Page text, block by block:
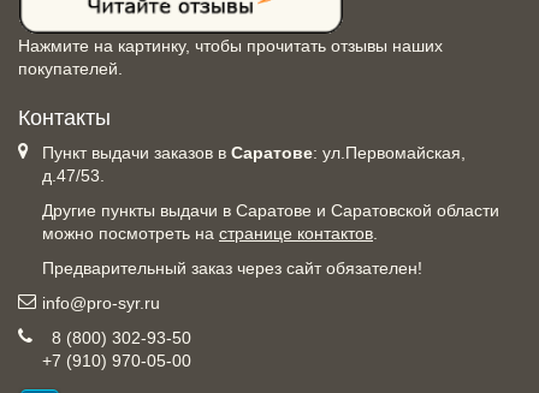
Нажмите на картинку, чтобы прочитать отзывы наших
покупателей.
Контакты
Пункт выдачи заказов в Саратове: ул.Первомайская,
д.47/53.
Другие пункты выдачи в Саратове и Саратовской области
можно посмотреть на странице контактов
Предварительный заказ через сайт обязателен!
info@pro-syr.ru
8 (800) 302-93-50
+7 (910) 970-05-00